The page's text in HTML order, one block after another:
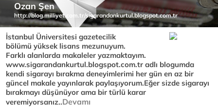
Ozan Şen
http://blog.milliyet.com.tr/sigarandankurtul.blogspot.com.tr
İstanbul Üniversitesi gazetecilik
bölümü yüksek lisans mezunuyum.
Farklı alanlarda makaleler yazmaktayım.
www.sigarandankurtul.blogspot.com.tr adlı blogumda
kendi sigarayı bırakma deneyimlerimi her gün en az bir
güncel makale yayınlarak paylaşıyorum.Eğer sizde sigarayı
bırakmayı düşünüyor ama bir türlü karar
veremiyorsanız..Devamı